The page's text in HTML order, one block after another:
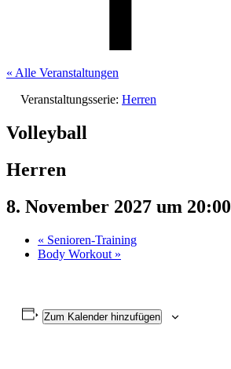
« Alle Veranstaltungen
Veranstaltungsserie: Herren
Volleyball
Herren
8. November 2027 um 20:00
« Senioren-Training
Body Workout »
Zum Kalender hinzufügen